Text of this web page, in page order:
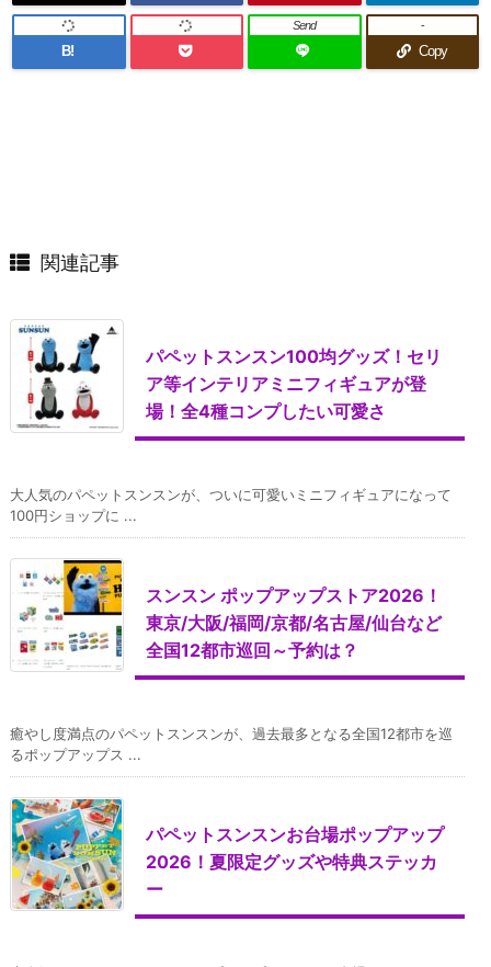
B!
Send
Copy
-
関連記事
パペットスンスン100均グッズ！セリ
ア等インテリアミニフィギュアが登
場！全4種コンプしたい可愛さ
大人気のパペットスンスンが、ついに可愛いミニフィギュアになって
100円ショップに ...
スンスン ポップアップストア2026！
東京/大阪/福岡/京都/名古屋/仙台など
全国12都市巡回～予約は？
癒やし度満点のパペットスンスンが、過去最多となる全国12都市を巡
るポップアップス ...
パペットスンスンお台場ポップアップ
2026！夏限定グッズや特典ステッカ
ー